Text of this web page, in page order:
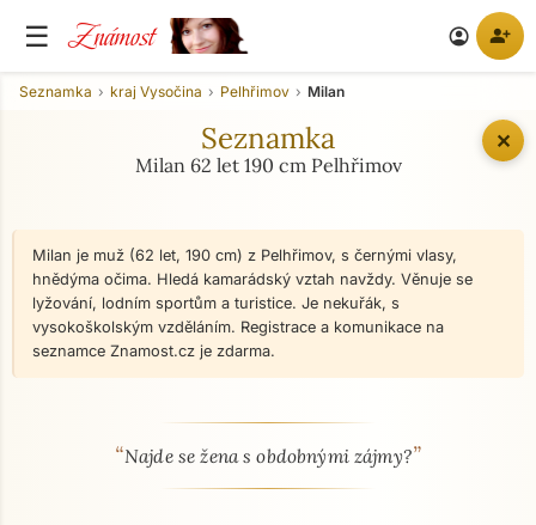
☰ Známost account_circle person_add
✕
Seznamka kraj Vysočina Pelhřimov Milan
Seznamka
Milan 62 let 190 cm Pelhřimov
Milan je muž (62 let, 190 cm) z Pelhřimov, s černými vlasy,
hnědýma očima. Hledá kamarádský vztah navždy. Věnuje se
lyžování, lodním sportům a turistice. Je nekuřák, s
vysokoškolským vzděláním. Registrace a komunikace na
seznamce Znamost.cz je zdarma.
O mně - seznamka profil
“Najde se žena s obdobnými zájmy?”